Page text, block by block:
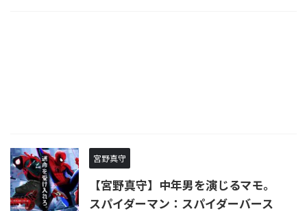
宮野真守
【宮野真守】中年男を演じるマモ。
スパイダーマン：スパイダーバース